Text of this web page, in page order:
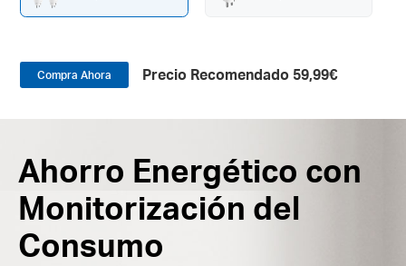
Compra Ahora Precio Recomendado 59,99€
Ahorro Energético con
Monitorización del
Consumo